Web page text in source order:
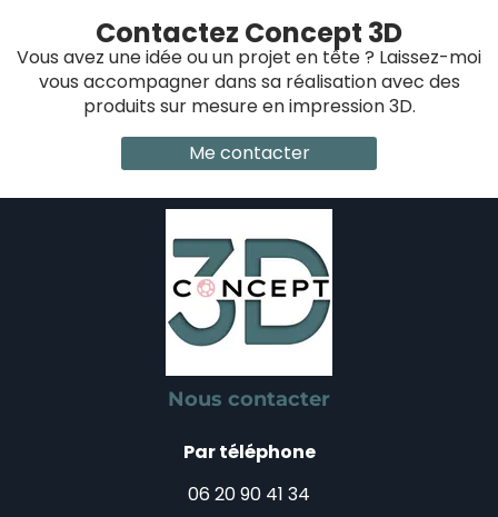
Contactez Concept 3D
Vous avez une idée ou un projet en tête ? Laissez-moi
vous accompagner dans sa réalisation avec des
produits sur mesure en impression 3D.
Me contacter
Nous contacter
Par téléphone
06 20 90 41 34